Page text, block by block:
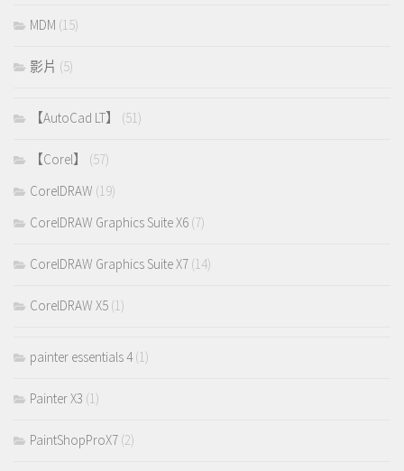
MDM (15)
影片 (5)
【AutoCad LT】 (51)
【Corel】
(57)
CorelDRAW (19)
CorelDRAW Graphics Suite X6 (7)
CorelDRAW Graphics Suite X7 (14)
CorelDRAW X5 (1)
painter essentials 4(1)
Painter X3 (1)
PaintShopProX7 (2)